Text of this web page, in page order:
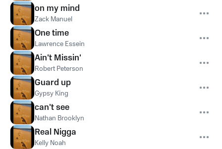
on my mind
Zack Manuel
One time
Lawrence Essein
Ain't Missin'
Robert Peterson
Guard up
Gypsy King
can't see
Nathan Brooklyn
Real Nigga
Kelly Noah